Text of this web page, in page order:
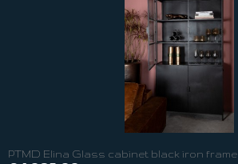
PTMD Elina Glass cabinet black iron frame